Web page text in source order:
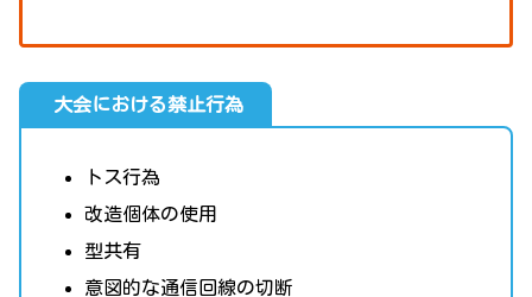
大会における禁止行為
トス行為
改造個体の使用
型共有
意図的な通信回線の切断